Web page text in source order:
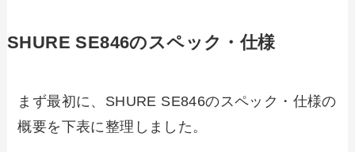
SHURE SE846のスペック・仕様
まず最初に、SHURE SE846のスペック・仕様の
概要を下表に整理しました。